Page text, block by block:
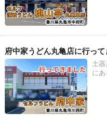
府中家うどん丸亀店に行っ
土
に